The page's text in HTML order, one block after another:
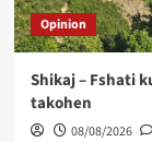
Opinion
Shikaj – Fshati
takohen
08/08/2026